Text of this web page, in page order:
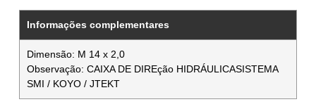
Informações complementares
Dimensão: M 14 x 2,0
Observação: CAIXA DE DIREção HIDRÁULICASISTEMA
SMI / KOYO / JTEKT